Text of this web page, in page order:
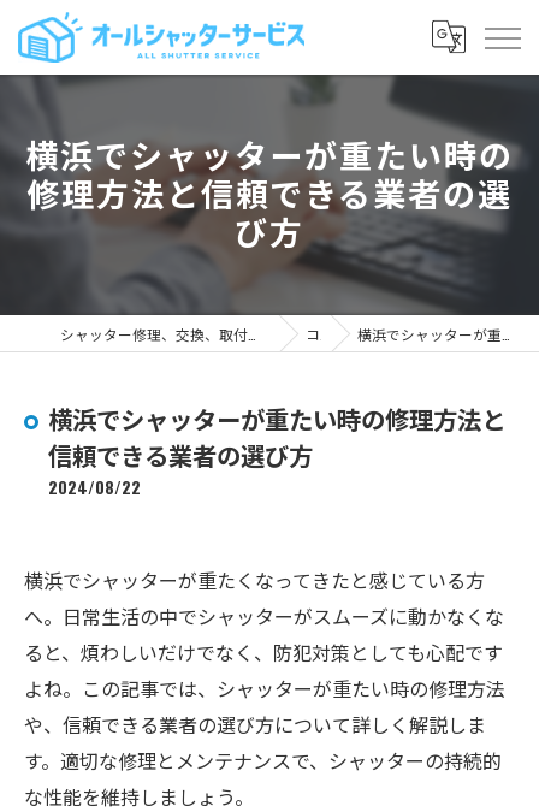
横浜でシャッターが重たい時の
修理方法と信頼できる業者の選
び方
コラム 横浜でシャッターが重たい時の修理方法と信頼できる業者の選び方
横浜でシャッターが重たい時の修理方法と
信頼できる業者の選び方
2024/08/22
横浜でシャッターが重たくなってきたと感じている方
へ。日常生活の中でシャッターがスムーズに動かなくな
ると、煩わしいだけでなく、防犯対策としても心配です
よね。この記事では、シャッターが重たい時の修理方法
や、信頼できる業者の選び方について詳しく解説しま
す。適切な修理とメンテナンスで、シャッターの持続的
な性能を維持しましょう。